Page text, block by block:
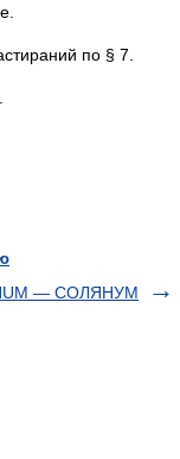
по § 7.
— СОЛЯНУМ